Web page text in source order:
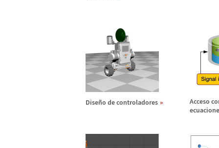
Diseño de controladores
Acceso